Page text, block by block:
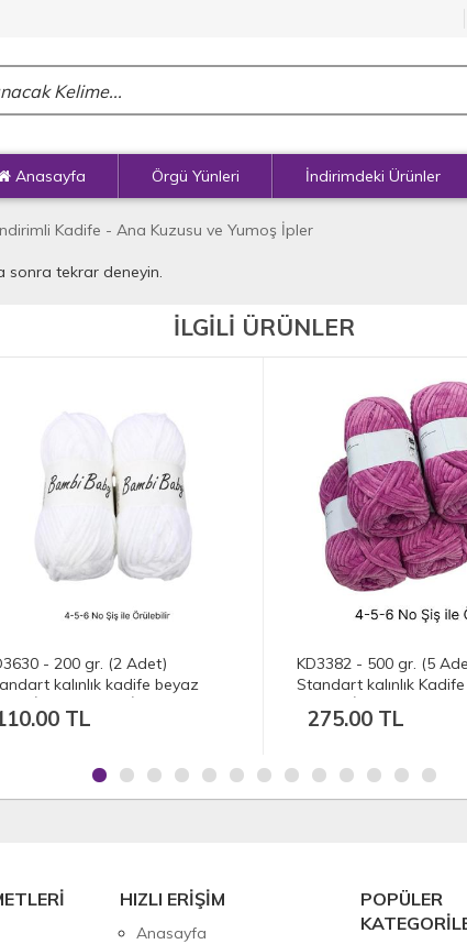
Anasayfa Örgü Yünleri İndirimdeki Ürünler
Kadife - Ana Kuzusu ve Yumoş İpler
sonra tekrar deneyin.
İLGİLİ ÜRÜNLER
- 200 gr. (2 Adet)
kalınlık kadife beyaz
TL
KD3382 - 500 gr. (5
Standart kalınlık
275.00 TL
HIZLI ERİŞİM
Anasayfa
POPÜLER